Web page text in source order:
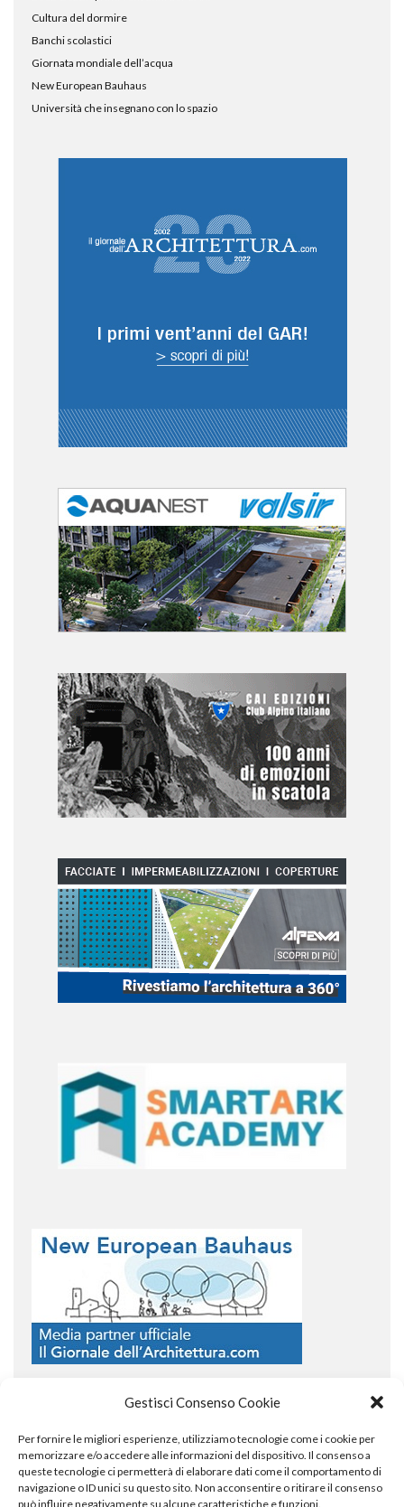
Gestisci Consenso Cookie
Per fornire le migliori esperienze, utilizziamo tecnologie come i cookie per
memorizzare e/o accedere alle informazioni del dispositivo. Il consenso a
queste tecnologie ci permetterà di elaborare dati come il comportamento di
navigazione o ID unici su questo sito. Non acconsentire o ritirare il consenso
può influire negativamente su alcune caratteristiche e funzioni.
Cultura del dormire
Banchi scolastici
Giornata mondiale dell’acqua
New European Bauhaus
Università che insegnano con lo spazio
COPYRIGHT